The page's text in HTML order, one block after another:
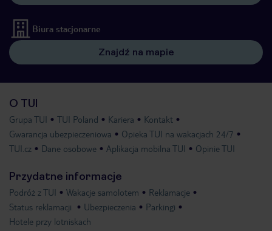
Biura stacjonarne
Znajdź na mapie
O TUI
Grupa TUI TUI Poland Kariera
Kontakt
Gwarancja ubezpieczeniowa
Opieka TUI na wakacjach 24/7
TUI.cz
Dane osobowe Aplikacja mobilna TUI Opinie TUI
Przydatne informacje
Podróż z TUI Wakacje samolotem
Reklamacje
Status reklamacji
Ubezpieczenia
Parkingi
Hotele przy lotniskach